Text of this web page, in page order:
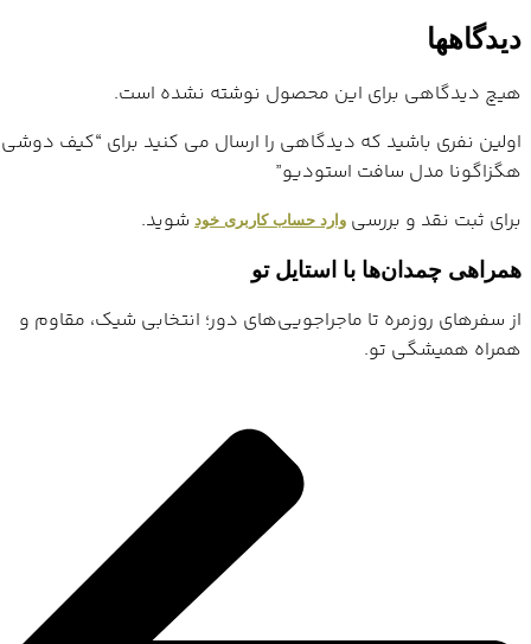
دیدگاهها
هیچ دیدگاهی برای این محصول نوشته نشده است.
اولین نفری باشید که دیدگاهی را ارسال می کنید برای “کیف دوشی
هگزاگونا مدل سافت استودیو”
برای ثبت نقد و بررسیوارد حساب کاربری خودشوید.
همراهی چمدان‌ها با استایل تو
از سفرهای روزمره تا ماجراجویی‌های دور؛ انتخابی شیک، مقاوم و
همراه همیشگی تو.